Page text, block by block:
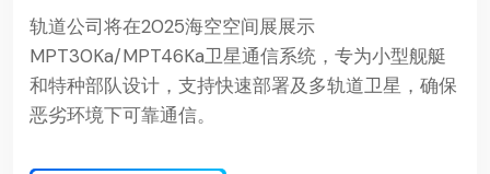
轨道公司将在2025海空空间展展示
MPT30Ka/MPT46Ka卫星通信系统，专为小型舰艇
和特种部队设计，支持快速部署及多轨道卫星，确保
恶劣环境下可靠通信。